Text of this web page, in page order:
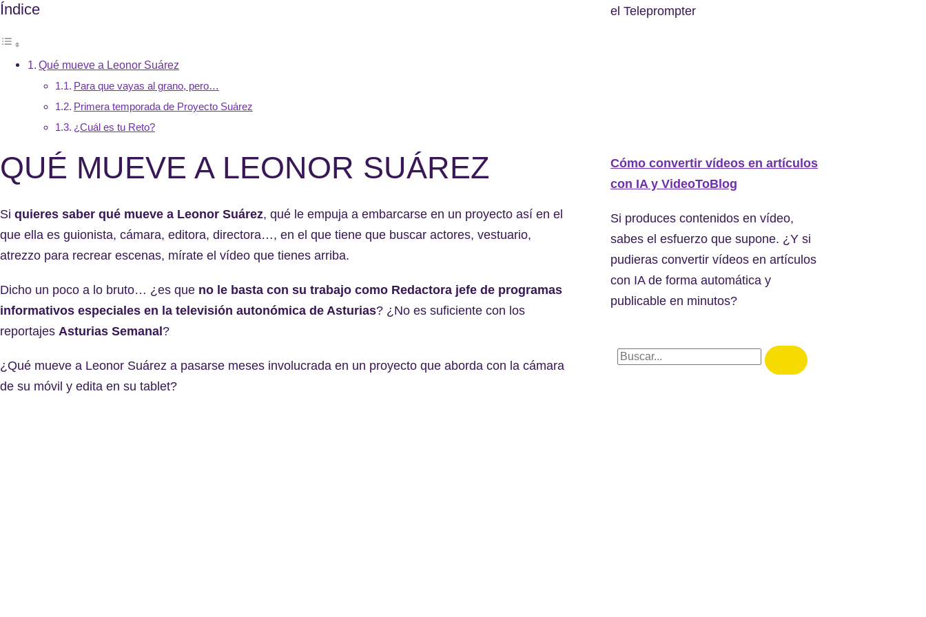
Índice
Qué mueve a Leonor Suárez
Para que vayas al grano, pero…
Primera temporada de Proyecto Suárez
¿Cuál es tu Reto?
QUÉ MUEVE A LEONOR SUÁREZ
Si quieres saber qué mueve a Leonor Suárez, qué le empuja a embarcarse en un proyecto así en el
que ella es guionista, cámara, editora, directora…, en el que tiene que buscar actores, vestuario,
atrezzo para recrear escenas, mírate el vídeo que tienes arriba.
Dicho un poco a lo bruto… ¿es que no le basta con su trabajo como Redactora jefe de programas
informativos especiales en la televisión autonómica de Asturias? ¿No es suficiente con los
reportajes Asturias Semanal?
¿Qué mueve a Leonor Suárez a pasarse meses involucrada en un proyecto que aborda con la cámara
de su móvil y edita en su tablet?
el Teleprompter
Cómo convertir vídeos en artículos
con IA y VideoToBlog
Si produces contenidos en vídeo,
sabes el esfuerzo que supone. ¿Y si
pudieras convertir vídeos en artículos
con IA de forma automática y
publicable en minutos?